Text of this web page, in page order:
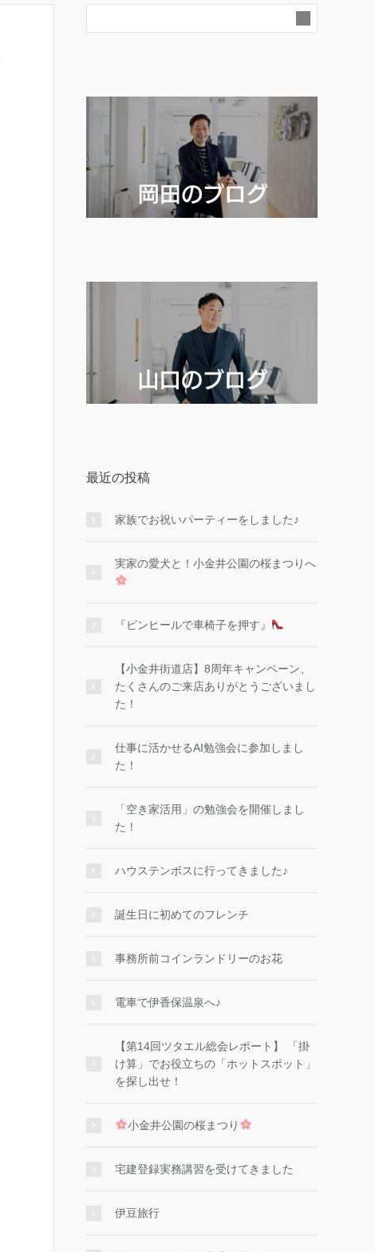
最近の投稿
家族でお祝いパーティーをしました♪
実家の愛犬と！小金井公園の桜まつりへ
『ピンヒールで車椅子を押す』
【小金井街道店】8周年キャンペーン、
たくさんのご来店ありがとうございまし
た！
仕事に活かせるAI勉強会に参加しまし
た！
「空き家活用」の勉強会を開催しまし
た！
ハウステンボスに行ってきました♪
誕生日に初めてのフレンチ
事務所前コインランドリーのお花
電車で伊香保温泉へ♪
【第14回ツタエル総会レポート】 「掛
け算」でお役立ちの「ホットスポット」
を探し出せ！
小金井公園の桜まつり
宅建登録実務講習を受けてきました
伊豆旅行